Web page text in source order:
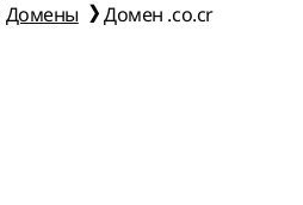
Домены Домен .co.cr